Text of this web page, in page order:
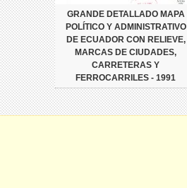
GRANDE DETALLADO MAPA
POLÍTICO Y ADMINISTRATIVO
DE ECUADOR CON RELIEVE,
MARCAS DE CIUDADES,
CARRETERAS Y
FERROCARRILES - 1991